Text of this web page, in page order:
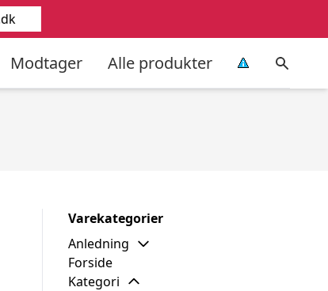
Modtager Alle produkter
Varekategorier
Anledning
Forside
Kategori